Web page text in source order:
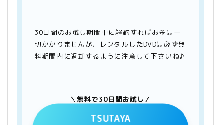
30日間のお試し期間中に解約すればお金は一
切かかりませんが、レンタルしたDVDは必ず無
料期間内に返却するように注意して下さいね♪
＼無料で30日間お試し／
TSUTAYA